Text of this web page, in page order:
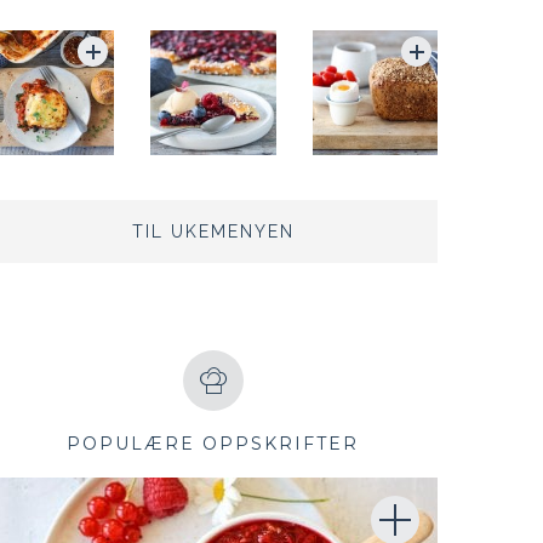
TIL UKEMENYEN
POPULÆRE OPPSKRIFTER